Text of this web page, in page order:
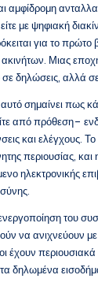
αμφίδρομη
με ψηφιακή
για το πρώτο
ακινήτων. Μιας
σε δηλώσεις, αλλά
αυτό σημαίνει πως
από πρόθεση–
και ελέγχους.
περιουσίας,
ηλεκτρονικής
του
να ανιχνεύουν με
έχουν περιουσιακά
δηλωμένα